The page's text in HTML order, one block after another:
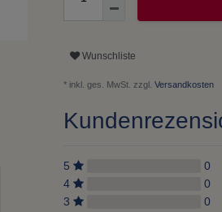
Wunschliste
* inkl. ges. MwSt. zzgl. Versandkosten
5
0
4
0
3
0